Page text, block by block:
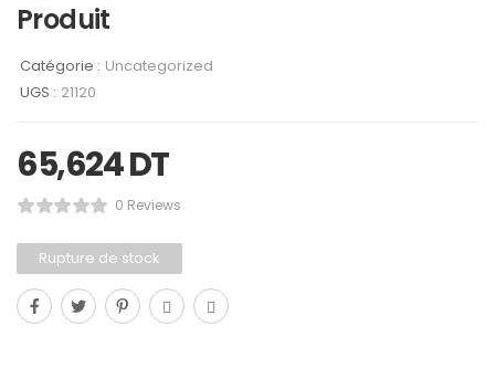
Produit
Catégorie : Uncategorized
UGS : 21120
65,624DT
0 Reviews
Rupture de stock